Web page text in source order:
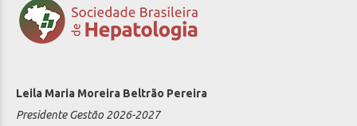
Leila Maria Moreira Beltrão Pereira
Presidente Gestão 2026-2027